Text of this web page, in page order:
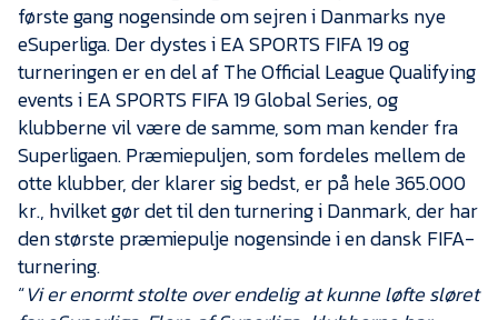
første gang nogensinde om sejren i Danmarks nye
eSuperliga. Der dystes i EA SPORTS FIFA 19 og
turneringen er en del af The Official League Qualifying
events i EA SPORTS FIFA 19 Global Series, og
klubberne vil være de samme, som man kender fra
Superligaen. Præmiepuljen, som fordeles mellem de
otte klubber, der klarer sig bedst, er på hele 365.000
kr., hvilket gør det til den turnering i Danmark, der har
den største præmiepulje nogensinde i en dansk FIFA-
turnering.
“Vi er enormt stolte over endelig at kunne løfte sløret